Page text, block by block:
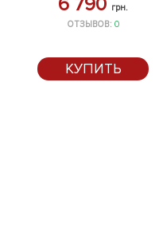
грн.
ОТЗЫВОВ: 0
КУПИТЬ